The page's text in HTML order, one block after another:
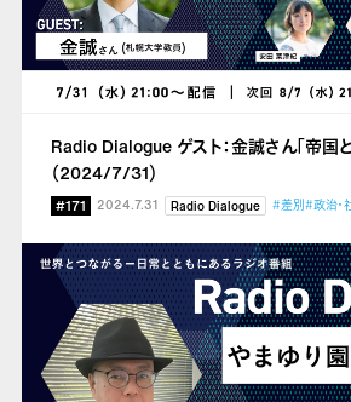
Radio Dialogue ゲスト：金誠さん「帝国
（2024/7/31）
#171 2024.7.31 Radio Dialogue #差別#政治・